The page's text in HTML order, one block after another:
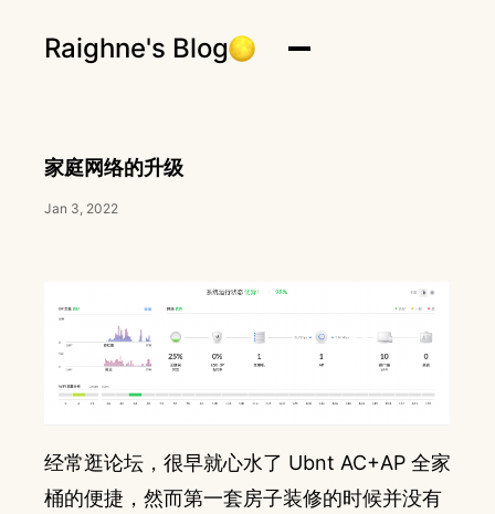
Raighne's Blog
家庭网络的升级
Jan 3, 2022
经常逛论坛，很早就心水了 Ubnt AC+AP 全家
桶的便捷，然而第一套房子装修的时候并没有